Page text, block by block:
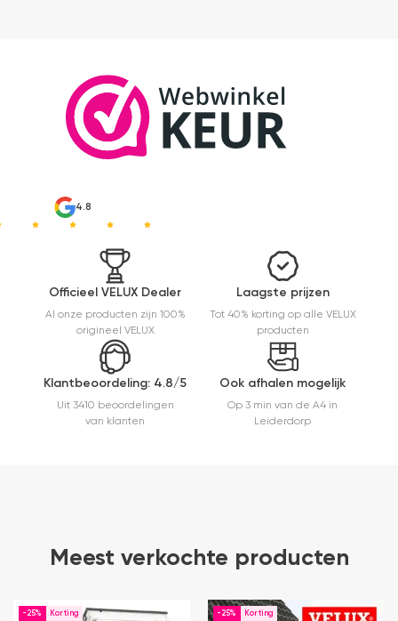
4.8
Officieel VELUX Dealer
Al onze producten zijn 100%
origineel VELUX
Laagste prijzen
Tot 40% korting op alle VELUX
producten
Klantbeoordeling: 4.8/5
Uit 3410 beoordelingen
van klanten
Ook afhalen mogelijk
Op 3 min van de A4 in
Leiderdorp
Meest verkochte producten
-25% -25%